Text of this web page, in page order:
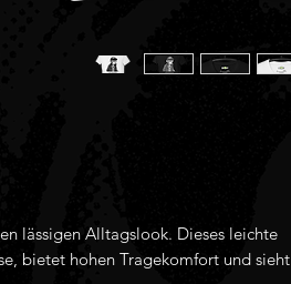
lässigen Alltagslook. Dieses leichte
bietet hohen Tragekomfort und sieht